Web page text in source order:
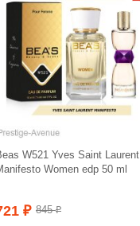
W521 Yves Saint Laurent
Women edp 50 ml
₽ 845₽